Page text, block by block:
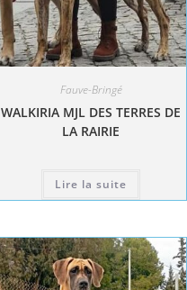
Fauve-Bringé
WALKIRIA MJL DES TERRES DE
LA RAIRIE
Lire la suite